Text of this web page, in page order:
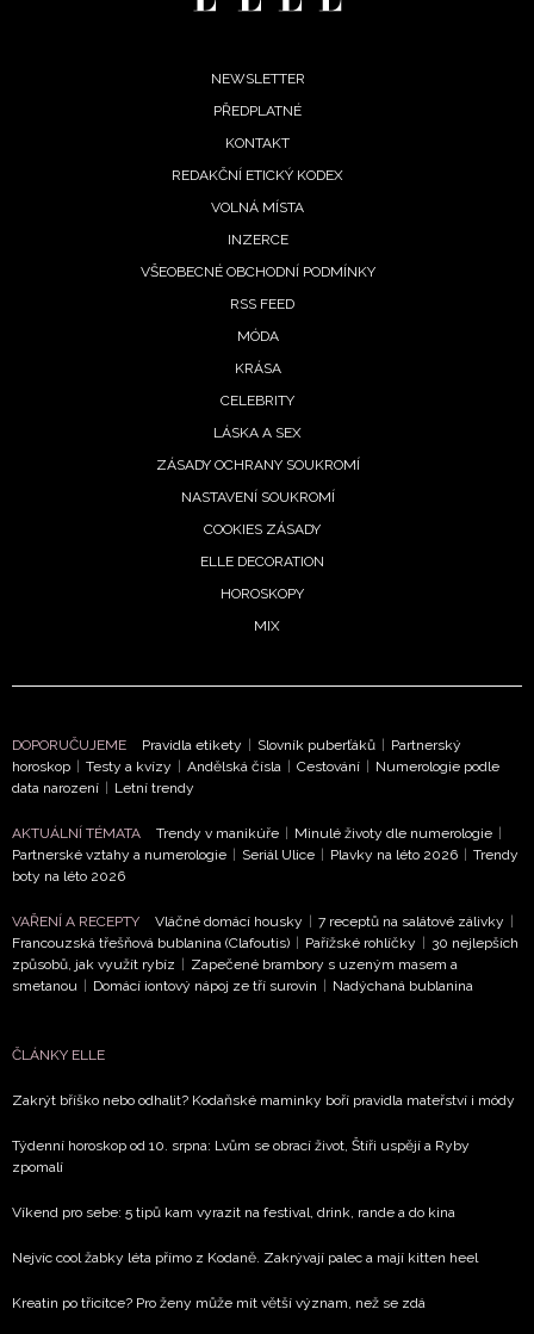
NEWSLETTER
PŘEDPLATNÉ
KONTAKT
REDAKČNÍ ETICKÝ KODEX
VOLNÁ MÍSTA
INZERCE
VŠEOBECNÉ OBCHODNÍ PODMÍNKY
RSS FEED
MÓDA
KRÁSA
CELEBRITY
LÁSKA A SEX
ZÁSADY OCHRANY SOUKROMÍ
NASTAVENÍ SOUKROMÍ
COOKIES ZÁSADY
ELLE DECORATION
HOROSKOPY
MIX
DOPORUČUJEME Pravidla etikety Slovník puberťáků
Partnerský
horoskop
Testy a kvízy Andělská čísla Cestování
Numerologie podle
data narození
Letní trendy
AKTUÁLNÍ TÉMATA Trendy v manikúře Minulé životy dle numerologie
Partnerské vztahy a numerologie
Seriál Ulice Plavky na léto 2026
Trendy
boty na léto 2026
VAŘENÍ A RECEPTY Vláčné domácí housky 7 receptů na salátové zálivky
Francouzská třešňová bublanina (Clafoutis)
Pařížské rohlíčky
30 nejlepších
způsobů, jak využít rybíz
Zapečené brambory s uzeným masem a
smetanou
Domácí iontový nápoj ze tří surovin Nadýchaná bublanina
ČLÁNKY ELLE
Zakrýt bříško nebo odhalit? Kodaňské maminky boří pravidla mateřství i módy
Týdenní horoskop od 10. srpna: Lvům se obrací život, Štíři uspějí a Ryby
zpomalí
Víkend pro sebe: 5 tipů kam vyrazit na festival, drink, rande a do kina
Nejvíc cool žabky léta přímo z Kodaně. Zakrývají palec a mají kitten heel
Kreatin po třicítce? Pro ženy může mít větší význam, než se zdá